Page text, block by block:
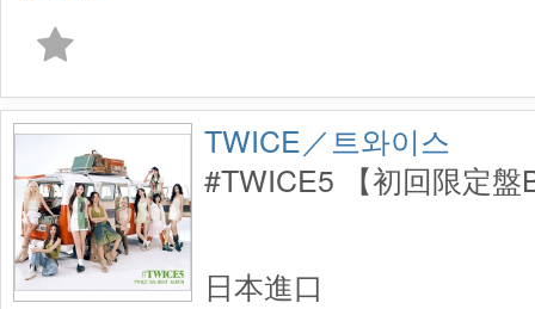
TWICE／트와이스
#TWICE5 【初回限定盤
日本進口